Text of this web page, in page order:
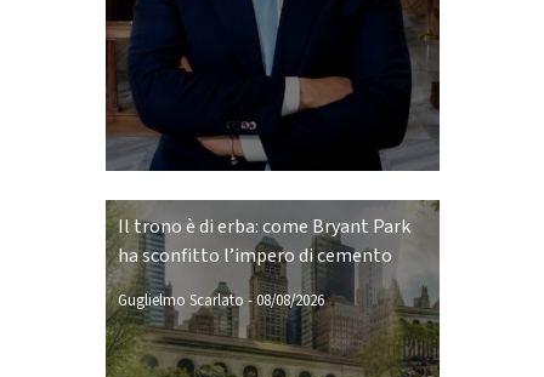
Il trono è di erba: come Bryant Park
ha sconfitto l’impero di cemento
Guglielmo Scarlato -08/08/2026